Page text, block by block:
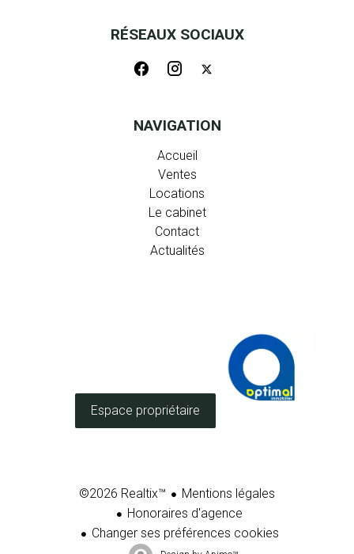
RÉSEAUX SOCIAUX
NAVIGATION
Accueil
Ventes
Locations
Le cabinet
Contact
Actualités
Espace propriétaire
©2026 Realtix™
Mentions légales
Honoraires d'agence
Changer ses préférences cookies